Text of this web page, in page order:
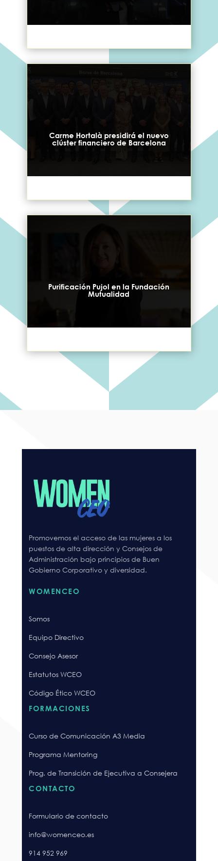
Carme Hortalà presidirá el nuevo
clúster financiero de Barcelona
Purificación Pujol en la Fundación
Mutualidad
Promovemos el acceso de las mujeres a los
puestos de alta dirección y Consejos de
Administración bajo principios de Buen
Gobierno Corporativo y diversidad.
WOMENCEO
Somos
Equipo Directivo
Consejo Asesor
Estatutos WCEO
Código Ético WCEO
FORMACIONES
Curso de Comunicación A3 Media
Programa Mentoring
Prog. de Transición de Ejecutiva a Consejera
CONTACTO
Formulario de contacto
info@womenceo.es
914 952 969